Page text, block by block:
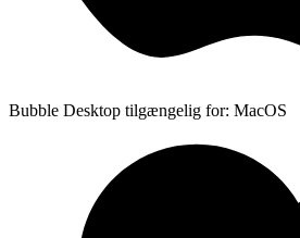
Bubble Desktop tilgængelig for: MacOS